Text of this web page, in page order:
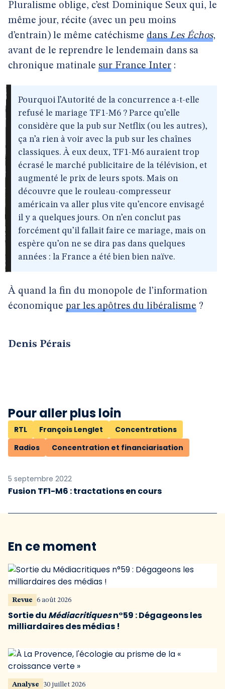
Pluralisme oblige, c’est Dominique Seux qui, le
même jour, récite (avec un peu moins
d’entrain) le même catéchisme dansLes Échos,
avant de le reprendre le lendemain dans sa
chronique matinale sur France Inter :
Pourquoi l’Autorité de la concurrence a-t-elle
refusé le mariage TF1-M6 ? Parce qu’elle
considère que la pub sur Netflix (ou les autres),
ça n’a rien à voir avec la pub sur les chaînes
classiques. À eux deux, TF1-M6 auraient trop
écrasé le marché publicitaire de la télévision, et
augmenté le prix de leurs spots. Mais on
découvre que le rouleau-compresseur
américain va aller plus vite qu’encore envisagé
il y a quelques jours. On n’en conclut pas
forcément qu’il fallait faire ce mariage, mais on
espère qu’on ne se dira pas dans quelques
années : la France a été bien bien naïve.
À quand la fin du monopole de l’information
économique par les apôtres du libéralisme ?
Denis Pérais
Pour aller plus loin
RTL François Lenglet
Concentrations
Radios
Concentration et financiarisation
5 septembre 2022
Fusion TF1-M6 : tractations en cours
En ce moment
Revue 6 août 2026
Sortie du Médiacritiquesn°59 : Dégageons les
milliardaires des médias !
Analyse 30 juillet 2026